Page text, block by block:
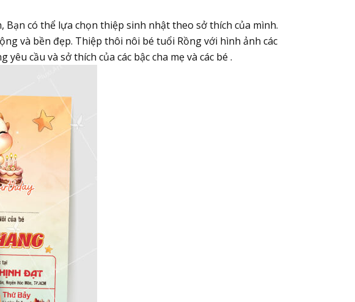
có thể lựa chọn thiệp sinh nhật theo sở thích của mình.
và bền đẹp. Thiệp thôi nôi bé tuổi Rồng với hình ảnh các
cầu và sở thích của các bậc cha mẹ và các bé .